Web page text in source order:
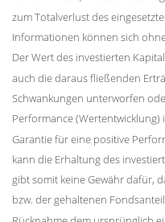
zum Totalverlust des
Informationen können sich
Der Wert des investierten
auch die daraus fließenden
Schwankungen unterworfen
Performance
Garantie für eine positive
kann die Erhaltung des
gibt somit keine Gewähr dafür,
bzw. der gehaltenen